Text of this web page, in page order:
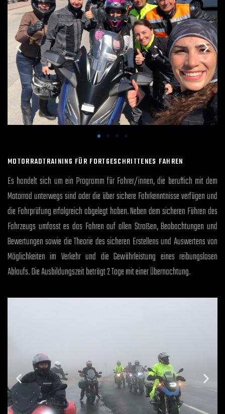
MOTORRADTRAINING FÜR FORTGESCHRITTENES FAHREN
Es handelt sich um ein Programm für Fahrer/innen, die beruflich mit dem
Motorrad unterwegs sind oder die über sichere Fahrkenntnisse verfügen und
die Fahrprüfung erfolgreich abgelegt haben. Neben dem sicheren Führen des
Fahrzeugs umfasst es das Fahren auf allen Straßen, Beobachtungen und
Bewertungen sowie die Theorie des sicheren Erstellens und Auswertens von
Möglichkeiten im Verkehr und die Gewährleistung eines reibungslosen
Ablaufs. Die Ausbildungszeit beträgt 2 Tage mit einer Übernachtung.